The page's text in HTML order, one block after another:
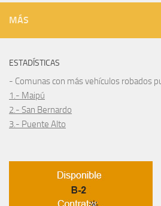
MÁS
ESTADÍSTICAS
- Comunas con más vehículos robados
1.- Maipú
2.- San Bernardo
3.- Puente Alto